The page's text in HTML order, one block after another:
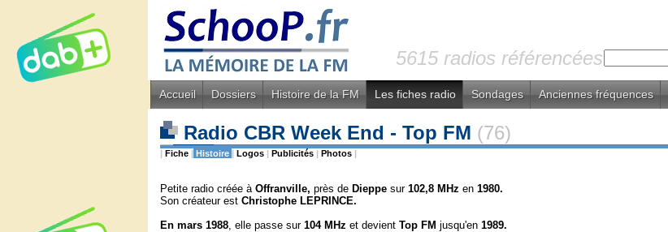
5615 radios référencées
Accueil Dossiers Histoire de la FM Les fiches radio Sondages Anciennes fréquences
Radio CBR Week End - Top FM (76)
| Fiche | Histoire | Logos | Publicités | Photos |
Petite radio créée à Offranville, près de Dieppe sur 102,8 MHz en 1980.
Son créateur est Christophe LEPRINCE.
En mars 1988, elle passe sur 104 MHz et devient Top FM jusqu'en 1989.